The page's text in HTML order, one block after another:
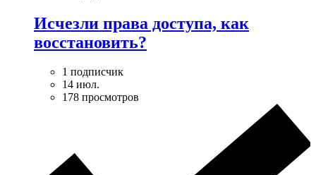
Исчезли права доступа, как
восстановить?
1 подписчик
14 июл.
178 просмотров